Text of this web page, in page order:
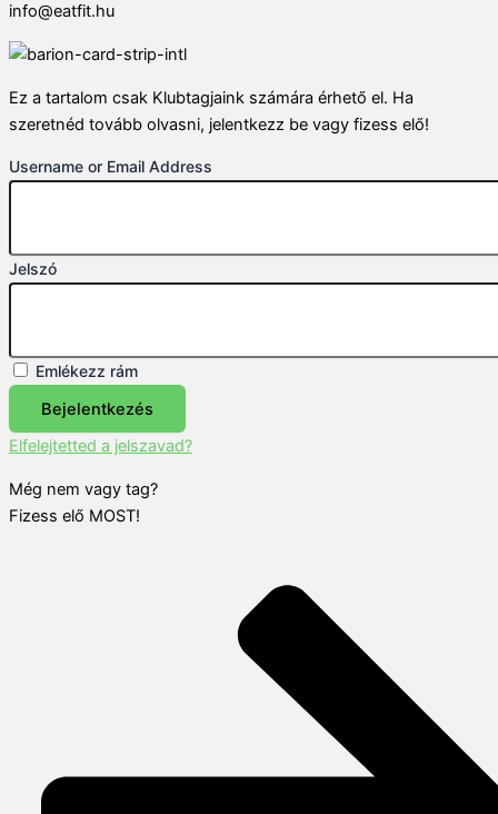
info@eatfit.hu
Ez a tartalom csak Klubtagjaink számára érhető el. Ha
szeretnéd tovább olvasni, jelentkezz be vagy fizess elő!
Username or Email Address
Jelszó
Emlékezz rám
Bejelentkezés
Elfelejtetted a jelszavad?
Még nem vagy tag?
Fizess elő MOST!